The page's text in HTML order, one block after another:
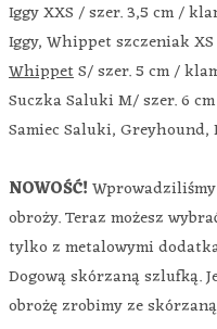
Iggy XXS / szer. 3,5 cm /
Iggy, Whippet szczeniak
WhippetS/ szer. 5 cm /
Suczka Saluki M/ szer. 6
Samiec Saluki,
NOWOŚĆ!
obroży. Teraz możesz
tylko z metalowymi
Dogową skórzaną szlufką.
obrożę zrobimy ze